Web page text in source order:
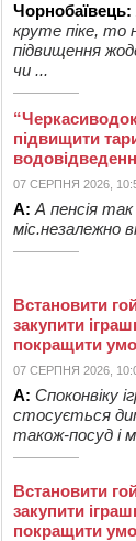
Чорнобаївець:
круте піке, то
підвищення
чи ...
підвищити
07 СЕРПНЯ 2026,
А: А пенсія
міс.незалежно
Встановити
закупити
покращити
07 СЕРПНЯ 2026,
А: Споконвіку
стосується
також-посуд і
Встановити
закупити
покращити